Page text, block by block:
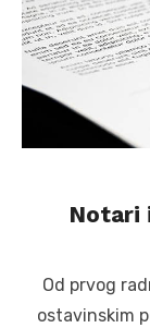
Notari
Od prvog
ostavinskim